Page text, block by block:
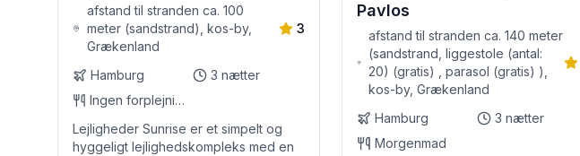
afstand til stranden ca. 100
meter (sandstrand), kos-by,
Grækenland
3
Hamburg 3 nætter
Ingen forplejning
Lejligheder Sunrise er et simpelt og
hyggeligt lejlighedskompleks med en
Pavlos
afstand til stranden ca. 140 meter
(sandstrand, liggestole (antal:
20) (gratis) , parasol (gratis) ),
kos-by, Grækenland
Hamburg 3 nætter
Morgenmad